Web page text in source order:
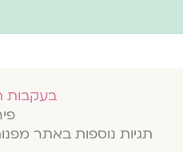
בעקבות ה-7
תגיות נוספות באתר